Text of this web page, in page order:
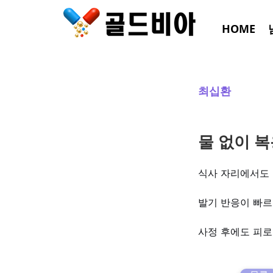
HOME
최십환
물 없이
식사 자리에서
발기 반응이 빠
사정 후에도 피